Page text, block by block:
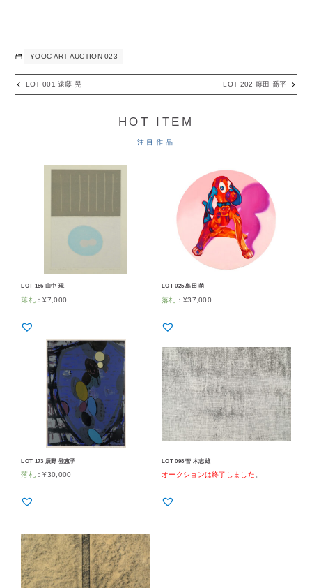
YOOC ART AUCTION 023
LOT 001 遠藤 晃 LOT 202 藤田 喬平
HOT ITEM
注目作品
LOT 156 山中 現
落札 ：¥7,000
LOT 025 島田 萌
落札 ： ¥37,000
LOT 173 辰野 登恵子
落札 ：¥30,000
LOT 098 菅 木志雄
オークションは終了しました